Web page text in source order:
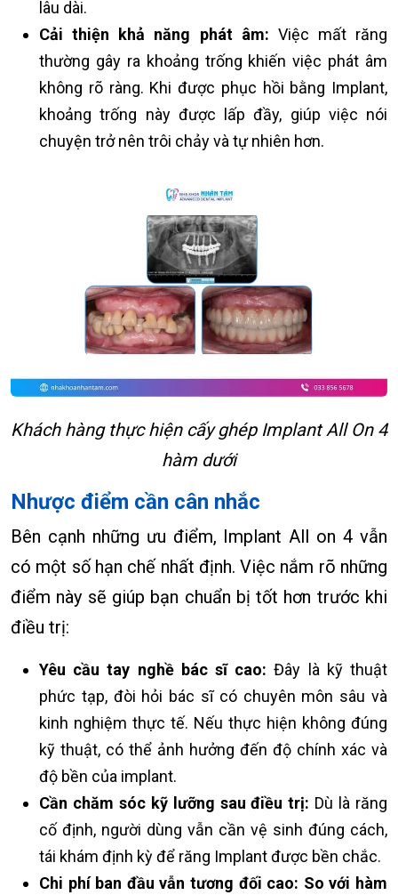
lâu dài.
Cải thiện khả năng phát âm: Việc mất răng
thường gây ra khoảng trống khiến việc phát âm
không rõ ràng. Khi được phục hồi bằng Implant,
khoảng trống này được lấp đầy, giúp việc nói
chuyện trở nên trôi chảy và tự nhiên hơn.
Khách hàng thực hiện cấy ghép Implant All On 4
hàm dưới
Nhược điểm cần cân nhắc
Bên cạnh những ưu điểm, Implant All on 4 vẫn
có một số hạn chế nhất định. Việc nắm rõ những
điểm này sẽ giúp bạn chuẩn bị tốt hơn trước khi
điều trị:
Yêu cầu tay nghề bác sĩ cao: Đây là kỹ thuật
phức tạp, đòi hỏi bác sĩ có chuyên môn sâu và
kinh nghiệm thực tế. Nếu thực hiện không đúng
kỹ thuật, có thể ảnh hưởng đến độ chính xác và
độ bền của implant.
Cần chăm sóc kỹ lưỡng sau điều trị: Dù là răng
cố định, người dùng vẫn cần vệ sinh đúng cách,
tái khám định kỳ để răng Implant được bền chắc.
Chi phí ban đầu vẫn tương đối cao: So với hàm